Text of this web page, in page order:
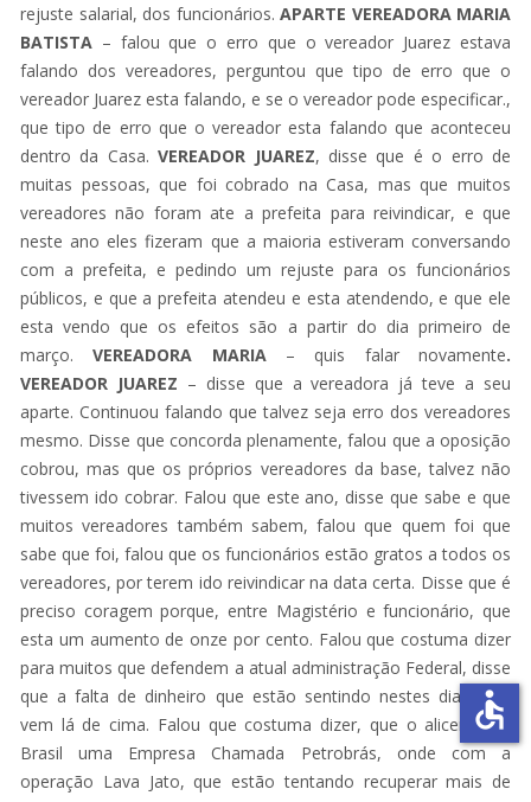
rejuste salarial, dos funcionários. APARTE VEREADORA MARIA
BATISTA – falou que o erro que o vereador Juarez estava
falando dos vereadores, perguntou que tipo de erro que o
vereador Juarez esta falando, e se o vereador pode especificar.,
que tipo de erro que o vereador esta falando que aconteceu
dentro da Casa.VEREADOR JUAREZ, disse que é o erro de
muitas pessoas, que foi cobrado na Casa, mas que muitos
vereadores não foram ate a prefeita para reivindicar, e que
neste ano eles fizeram que a maioria estiveram conversando
com a prefeita, e pedindo um rejuste para os funcionários
públicos, e que a prefeita atendeu e esta atendendo, e que ele
esta vendo que os efeitos são a partir do dia primeiro de
março.VEREADORA MARIA– quis falar novamente.
VEREADOR JUAREZ – disse que a vereadora já teve a seu
aparte. Continuou falando que talvez seja erro dos vereadores
mesmo. Disse que concorda plenamente, falou que a oposição
cobrou, mas que os próprios vereadores da base, talvez não
tivessem ido cobrar. Falou que este ano, disse que sabe e que
muitos vereadores também sabem, falou que quem foi que
sabe que foi, falou que os funcionários estão gratos a todos os
vereadores, por terem ido reivindicar na data certa. Disse que é
preciso coragem porque, entre Magistério e funcionário, que
esta um aumento de onze por cento. Falou que costuma dizer
para muitos que defendem a atual administração Federal, disse
que a falta de dinheiro que estão sentindo nestes dias, que
vem lá de cima. Falou que costuma dizer, que o alicerce do
Brasil uma Empresa Chamada Petrobrás, onde com a
operação Lava Jato, que estão tentando recuperar mais de
accessible